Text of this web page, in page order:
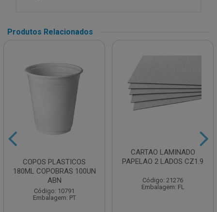
Produtos Relacionados
COPOS PLASTICOS
180ML COPOBRAS 100UN
ABN
Código: 10791
Embalagem: PT
CARTAO LAMINADO
PAPELAO 2 LADOS CZ1.9
Código: 21276
Embalagem: FL